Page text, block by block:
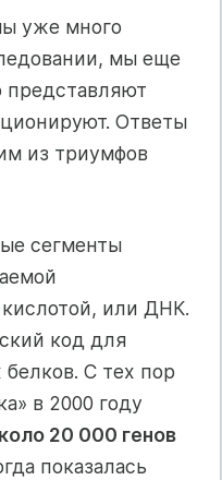
уже много
мы еще
представляют
Ответы
из триумфов
сегменты
или ДНК.
код для
С тех пор
в 2000 году
20 000 генов
показалась